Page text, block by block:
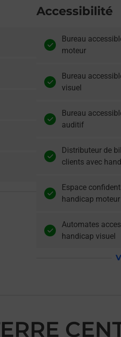
Accessibilité
Bureau
moteur
Bureau
visuel
Bureau
auditif
Distributeur de
clients avec
Espace
handicap moteur
Automates
handicap visuel